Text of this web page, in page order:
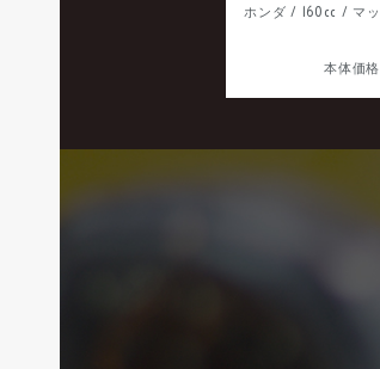
本体価格